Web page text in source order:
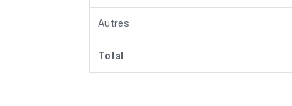
Autres
Total